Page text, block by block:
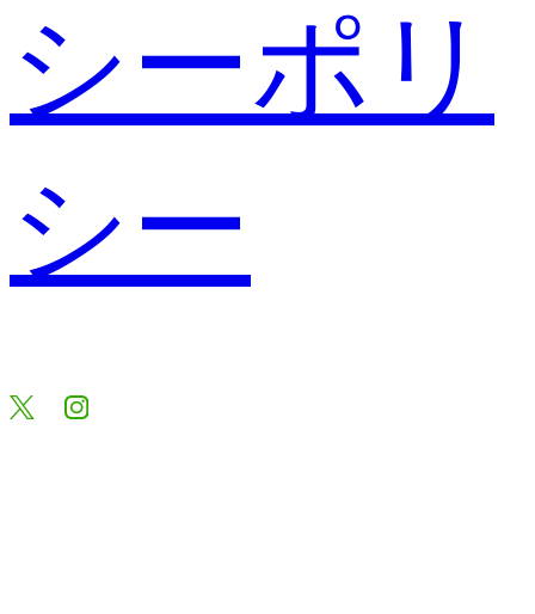
シーポリ
シー